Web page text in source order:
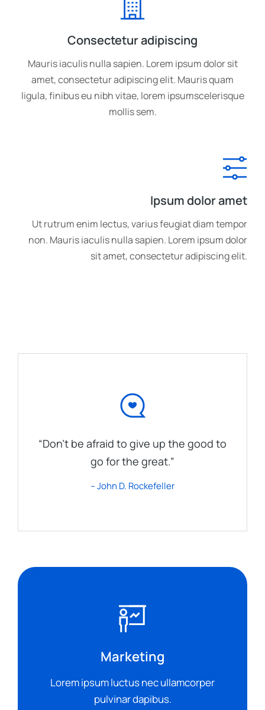
Consectetur adipiscing
Mauris iaculis nulla sapien. Lorem ipsum dolor sit
amet, consectetur adipiscing elit. Mauris quam
ligula, finibus eu nibh vitae, lorem ipsumscelerisque
mollis sem.
Ipsum dolor amet
Ut rutrum enim lectus, varius feugiat diam tempor
non. Mauris iaculis nulla sapien. Lorem ipsum dolor
sit amet, consectetur adipiscing elit.
“Don’t be afraid to give up the good to
go for the great.”
– John D. Rockefeller
Marketing
Lorem ipsum luctus nec ullamcorper
pulvinar dapibus.